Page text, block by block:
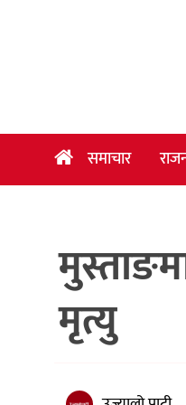
विशेष
अन्तर्वार्ता
मनोरञ्जन
विज्ञान
खेलकुद
समाचार
मृत्यु